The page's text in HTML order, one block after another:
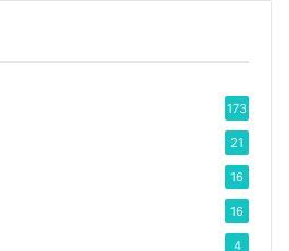
173
21
16
16
4